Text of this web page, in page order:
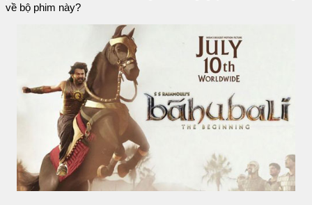
về bộ phim này?